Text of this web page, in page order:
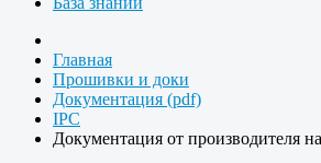
Главная
Прошивки и доки
Документация (pdf)
IPC
Документация от производителя